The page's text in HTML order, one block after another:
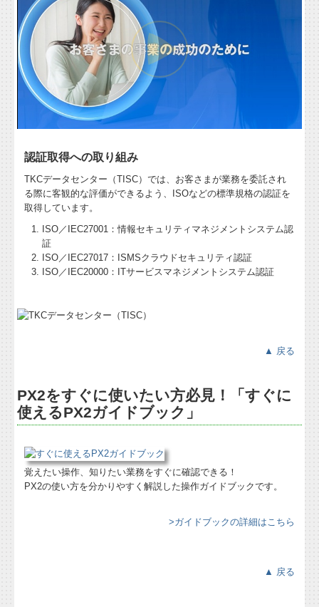
認証取得への取り組み
TKCデータセンター（TISC）では、お客さまが業務を委託され
る際に客観的な評価ができるよう、ISOなどの標準規格の認証を
取得しています。
ISO／IEC27001：情報セキュリティマネジメントシステム認
証
ISO／IEC27017：ISMSクラウドセキュリティ認証
ISO／IEC20000：ITサービスマネジメントシステム認証
▲ 戻る
PX2をすぐに使いたい方必見！「すぐに
使えるPX2ガイドブック」
覚えたい操作、知りたい業務をすぐに確認できる！
PX2の使い方を分かりやすく解説した操作ガイドブックです。
>ガイドブックの詳細はこちら
▲ 戻る